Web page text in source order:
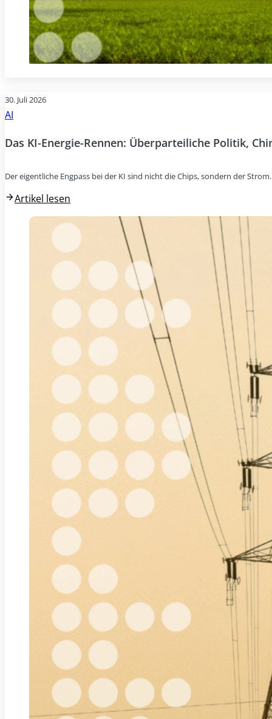
30. Juli 2026
AI
Das KI-Energie-Rennen: Überparteiliche Politik,
Der eigentliche Engpass bei der KI sind nicht die Chips, sondern der
Artikel lesen